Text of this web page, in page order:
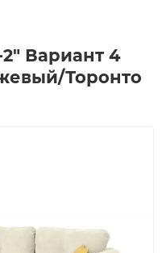
Вариант 4
Торонто